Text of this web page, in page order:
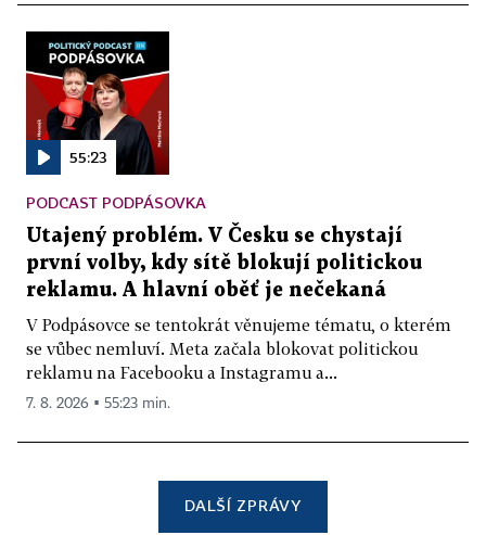
55:23
PODCAST PODPÁSOVKA
Utajený problém. V Česku se chystají
první volby, kdy sítě blokují politickou
reklamu. A hlavní oběť je nečekaná
V Podpásovce se tentokrát věnujeme tématu, o kterém
se vůbec nemluví. Meta začala blokovat politickou
reklamu na Facebooku a Instagramu a...
7. 8. 2026 ▪ 55:23 min.
DALŠÍ ZPRÁVY